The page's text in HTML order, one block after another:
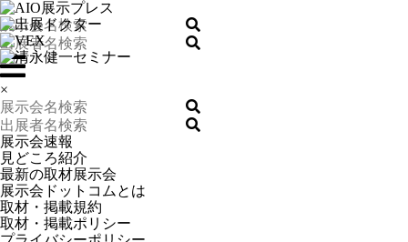
×
展示会速報
見どころ紹介
最新の取材展示会
展示会ドットコムとは
取材・掲載規約
取材・掲載ポリシー